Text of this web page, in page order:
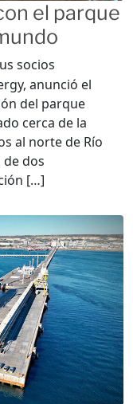
el parque
socios
anunció el
del parque
cerca de la
al norte de Río
de dos
[…]